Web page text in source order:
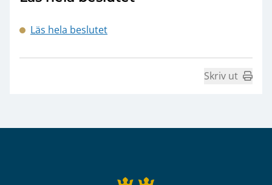
Läs hela beslutet
Skriv ut